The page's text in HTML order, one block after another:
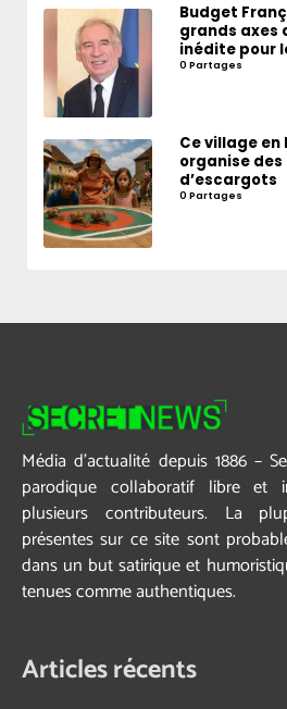
Budget
grands axes
inédite pour
0 Partages
Ce village en
organise des
d’escargots
0 Partages
Média d’actualité depuis 1886 –
parodique collaboratif libre et
plusieurs contributeurs. La
présentes sur ce site sont
dans un but satirique et
tenues comme authentiques.
Articles récents